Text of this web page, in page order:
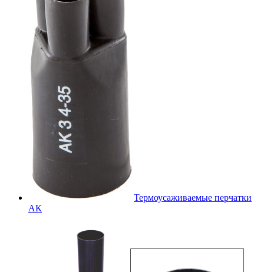
Термоусаживаемые перчатки
АК